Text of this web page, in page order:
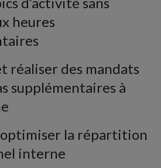
heures
réaliser des mandats
supplémentaires à
la répartition
interne